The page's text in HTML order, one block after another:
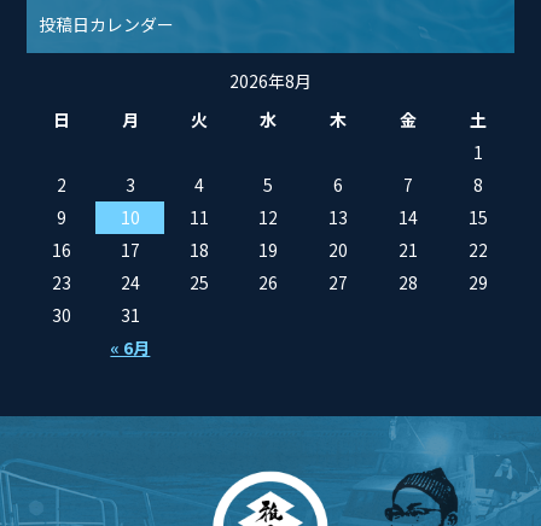
投稿日カレンダー
2026年8月
日
月 火 水 木 金 土
« 6月
1
2
3 4 5 6 7
8
9
10 11 12 13 14
15
16
17 18 19 20 21
22
23
24 25 26 27 28
29
30
31